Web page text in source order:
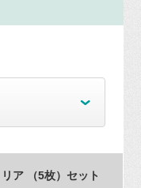
ア （5枚）セット